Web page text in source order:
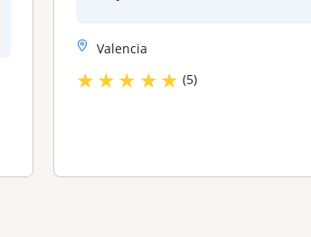
Valencia
★★★ ★★ (5)